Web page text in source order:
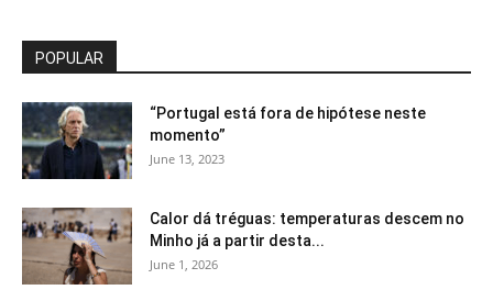
POPULAR
“Portugal está fora de hipótese neste
momento”
June 13, 2023
Calor dá tréguas: temperaturas descem no
Minho já a partir desta...
June 1, 2026